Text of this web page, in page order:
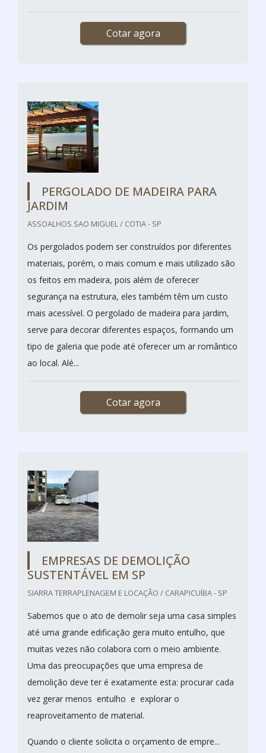
Cotar agora
PERGOLADO DE MADEIRA PARA
JARDIM
ASSOALHOS SAO MIGUEL / COTIA - SP
Os pergolados podem ser construídos por diferentes
materiais, porém, o mais comum e mais utilizado são
os feitos em madeira, pois além de oferecer
segurança na estrutura, eles também têm um custo
mais acessível. O pergolado de madeira para jardim,
serve para decorar diferentes espaços, formando um
tipo de galeria que pode até oferecer um ar romântico
ao local. Alé...
Cotar agora
EMPRESAS DE DEMOLIÇÃO
SUSTENTÁVEL EM SP
SIARRA TERRAPLENAGEM E LOCAÇÃO / CARAPICUÍBA - SP
Sabemos que o ato de demolir seja uma casa simples
até uma grande edificação gera muito entulho, que
muitas vezes não colabora com o meio ambiente.
Uma das preocupações que uma empresa de
demolição deve ter é exatamente esta: procurar cada
vez gerar menos entulho e explorar o
reaproveitamento de material.
Quando o cliente solicita o orçamento de empre...